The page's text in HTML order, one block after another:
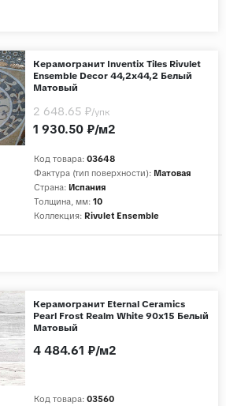
Керамогранит Inventix Tiles Rivulet
Ensemble Decor 44,2x44,2 Белый
Матовый
Код товара: 03648
Фактура (тип поверхности): Матовая
Страна: Испания
Толщина, мм: 10
Коллекция: Rivulet Ensemble
1 930.50 ₽/м2
2 648.65 ₽/упк
Керамогранит Eternal Ceramics
Pearl Frost Realm White 90x15 Белый
Матовый
Код товара: 03560
4 484.61 ₽/м2